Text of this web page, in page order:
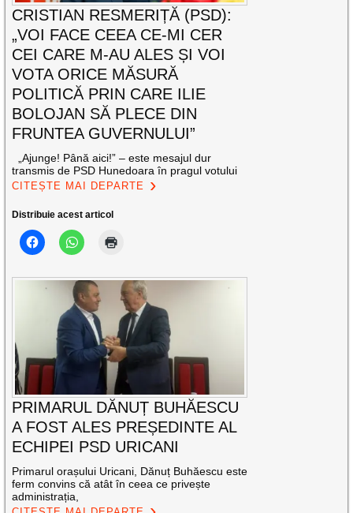
CRISTIAN RESMERIȚĂ (PSD):
„VOI FACE CEEA CE-MI CER
CEI CARE M-AU ALES ȘI VOI
VOTA ORICE MĂSURĂ
POLITICĂ PRIN CARE ILIE
BOLOJAN SĂ PLECE DIN
FRUNTEA GUVERNULUI”
„Ajunge! Până aici!” – este mesajul dur
transmis de PSD Hunedoara în pragul votului
CITEȘTE MAI DEPARTE
Distribuie acest articol
PRIMARUL DĂNUȚ BUHĂESCU
A FOST ALES PREȘEDINTE AL
ECHIPEI PSD URICANI
Primarul orașului Uricani, Dănuț Buhăescu este
ferm convins că atât în ceea ce privește
administrația,